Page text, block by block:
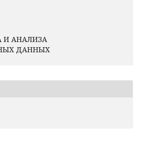
И АНАЛИЗА
ДАННЫХ